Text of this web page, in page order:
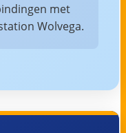
met
Wolvega.